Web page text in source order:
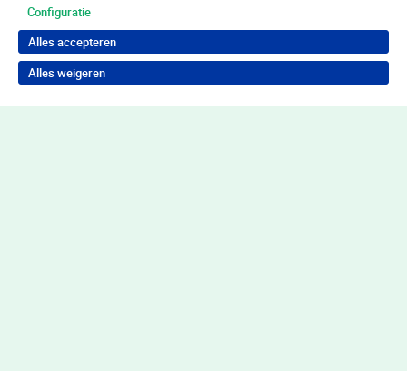
Configuratie
Alles accepteren
Alles weigeren